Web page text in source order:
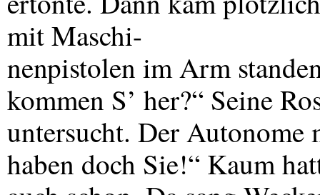
mit Maschi-
nenpistolen im Arm
kommen S’ her?“ Seine
untersucht. Der
haben doch Sie!“ Kaum